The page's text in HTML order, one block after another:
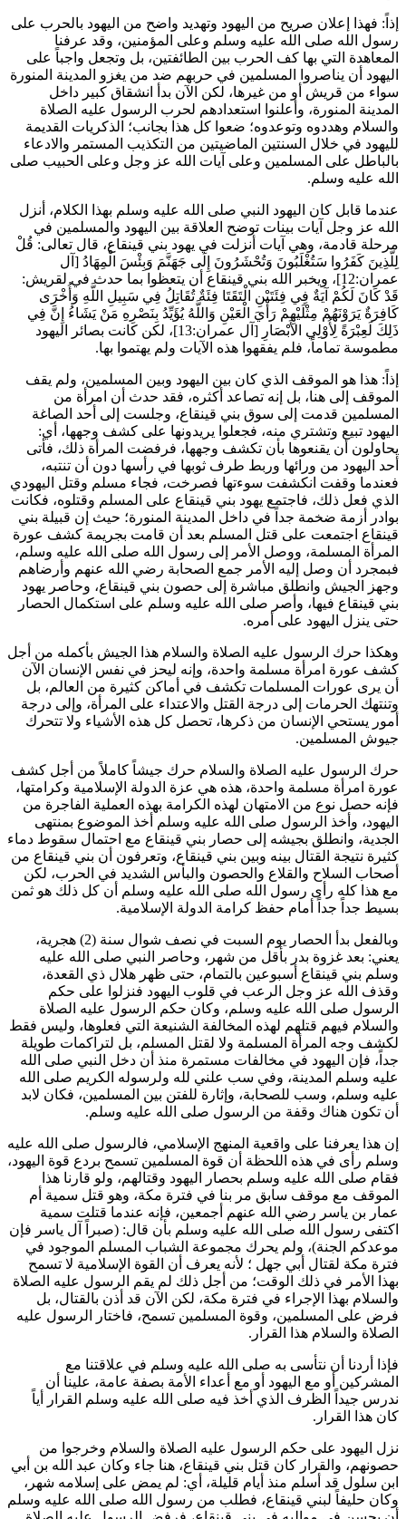
إذاً: فهذا إعلان صريح من اليهود وتهديد واضح من اليهود بالحرب على
رسول الله صلى الله عليه وسلم وعلى المؤمنين، وقد عرفنا
المعاهدة التي بها كف الحرب بين الطائفتين، بل وتجعل واجباً على
اليهود أن يناصروا المسلمين في حربهم ضد من يغزو المدينة المنورة
سواء من قريش أو من غيرها، لكن الآن بدأ انشقاق كبير داخل
المدينة المنورة، وأعلنوا استعدادهم لحرب الرسول عليه الصلاة
والسلام وهددوه وتوعدوه؛ ضعوا كل هذا بجانب؛ الذكريات القديمة
لليهود في خلال السنتين الماضيتين من التكذيب المستمر والادعاء
بالباطل على المسلمين وعلى آيات الله عز وجل وعلى الحبيب صلى
الله عليه وسلم.
عندما قابل كان اليهود النبي صلى الله عليه وسلم بهذا الكلام، أنزل
الله عز وجل آيات بينات توضح العلاقة بين اليهود والمسلمين في
مرحلة قادمة، وهي آيات أنزلت في يهود بني قينقاع، قال تعالى: قُلْ
لِلَّذِينَ كَفَرُوا سَتُغْلَبُونَ وَتُحْشَرُونَ إِلَى جَهَنَّمَ وَبِئْسَ الْمِهَادُ [آل
عمران:12]، ويخبر الله بني قينقاع أن يتعظوا بما حدث في لقريش:
قَدْ كَانَ لَكُمْ آيَةٌ فِي فِئَتَيْنِ الْتَقَتَا فِئَةٌ تُقَاتِلُ فِي سَبِيلِ اللَّهِ وَأُخْرَى
كَافِرَةٌ يَرَوْنَهُمْ مِثْلَيْهِمْ رَأْيَ الْعَيْنِ وَاللَّهُ يُؤَيِّدُ بِنَصْرِهِ مَنْ يَشَاءُ إِنَّ فِي
ذَلِكَ لَعِبْرَةً لِأُوْلِي الأَبْصَارِ
[آل عمران:13]، لكن كانت بصائر اليهود
مطموسة تماماً، فلم يفقهوا هذه الآيات ولم يهتموا بها.
إذاً: هذا هو الموقف الذي كان بين اليهود وبين المسلمين، ولم يقف
الموقف إلى هنا، بل إنه تصاعد أكثره، فقد حدث أن امرأة من
المسلمين قدمت إلى سوق بني قينقاع، وجلست إلى أحد الصاغة
اليهود تبيع وتشتري منه، فجعلوا يريدونها على كشف وجهها، أي:
يحاولون أن يقنعوها بأن تكشف وجهها، فرفضت المرأة ذلك، فأتى
أحد اليهود من ورائها وربط طرف ثوبها في رأسها دون أن تنتبه،
فعندما وقفت انكشفت سوءتها فصرخت، فجاء مسلم وقتل اليهودي
الذي فعل ذلك، فاجتمع يهود بني قينقاع على المسلم وقتلوه، فكانت
بوادر أزمة ضخمة جداً في داخل المدينة المنورة؛ حيث إن قبيلة بني
قينقاع اجتمعت على قتل المسلم بعد أن قامت بجريمة كشف عورة
المرأة المسلمة، ووصل الأمر إلى رسول الله صلى الله عليه وسلم،
فبمجرد أن وصل إليه الأمر جمع الصحابة رضي الله عنهم وأرضاهم
وجهز الجيش وانطلق مباشرة إلى حصون بني قينقاع، وحاصر يهود
بني قينقاع فيها، وأصر صلى الله عليه وسلم على استكمال الحصار
حتى ينزل اليهود على أمره.
وهكذا حرك الرسول عليه الصلاة والسلام هذا الجيش بأكمله من أجل
كشف عورة امرأة مسلمة واحدة، وإنه ليحز في نفس الإنسان الآن
أن يرى عورات المسلمات تكشف في أماكن كثيرة من العالم، بل
وتنتهك الحرمات إلى درجة القتل والاعتداء على المرأة، وإلى درجة
أمور يستحي الإنسان من ذكرها، تحصل كل هذه الأشياء ولا تتحرك
جيوش المسلمين.
حرك الرسول عليه الصلاة والسلام حرك جيشاً كاملاً من أجل كشف
عورة امرأة مسلمة واحدة، هذه هي عزة الدولة الإسلامية وكرامتها،
فإنه حصل نوع من الامتهان لهذه الكرامة بهذه العملية الفاجرة من
اليهود، وأخذ الرسول صلى الله عليه وسلم أخذ الموضوع بمنتهى
الجدية، وانطلق بجيشه إلى حصار بني قينقاع مع احتمال سقوط دماء
كثيرة نتيجة القتال بينه وبين بني قينقاع، وتعرفون أن بني قينقاع من
أصحاب السلاح والقلاع والحصون والبأس الشديد في الحرب، لكن
مع هذا كله رأى رسول الله صلى الله عليه وسلم أن كل ذلك هو ثمن
بسيط جداً جداً أمام حفظ كرامة الدولة الإسلامية.
وبالفعل بدأ الحصار يوم السبت في نصف شوال سنة (2) هجرية،
يعني: بعد غزوة بدر بأقل من شهر، وحاصر النبي صلى الله عليه
وسلم بني قينقاع أسبوعين بالتمام، حتى ظهر هلال ذي القعدة،
وقذف الله عز وجل الرعب في قلوب اليهود فنزلوا على حكم
الرسول صلى الله عليه وسلم، وكان حكم الرسول عليه الصلاة
والسلام فيهم قتلهم لهذه المخالفة الشنيعة التي فعلوها، وليس فقط
لكشف وجه المرأة المسلمة ولا لقتل المسلم، بل لتراكمات طويلة
جداً، فإن اليهود في مخالفات مستمرة منذ أن دخل النبي صلى الله
عليه وسلم المدينة، وفي سب علني لله ولرسوله الكريم صلى الله
عليه وسلم، وسب للصحابة، وإثارة للفتن بين المسلمين، فكان لابد
أن تكون هناك وقفة من الرسول صلى الله عليه وسلم.
إن هذا يعرفنا على واقعية المنهج الإسلامي، فالرسول صلى الله عليه
وسلم رأى في هذه اللحظة أن قوة المسلمين تسمح بردع قوة اليهود،
فقام صلى الله عليه وسلم بحصار اليهود وقتالهم، ولو قارنا هذا
الموقف مع موقف سابق مر بنا في فترة مكة، وهو قتل سمية أم
عمار بن ياسر رضي الله عنهم أجمعين، فإنه عندما قتلت سمية
اكتفى رسول الله صلى الله عليه وسلم بأن قال: (صبراً آل ياسر فإن
موعدكم الجنة)، ولم يحرك مجموعة الشباب المسلم الموجود في
فترة مكة لقتال أبي جهل ؛ لأنه يعرف أن القوة الإسلامية لا تسمح
بهذا الأمر في ذلك الوقت؛ من أجل ذلك لم يقم الرسول عليه الصلاة
والسلام بهذا الإجراء في فترة مكة، لكن الآن قد أذن بالقتال، بل
فرض على المسلمين، وقوة المسلمين تسمح، فاختار الرسول عليه
الصلاة والسلام هذا القرار.
فإذا أردنا أن نتأسى به صلى الله عليه وسلم في علاقتنا مع
المشركين أو مع اليهود أو مع أعداء الأمة بصفة عامة، علينا أن
ندرس جيداً الظرف الذي أخذ فيه صلى الله عليه وسلم القرار أياً
كان هذا القرار.
نزل اليهود على حكم الرسول عليه الصلاة والسلام وخرجوا من
حصونهم، والقرار كان قتل بني قينقاع، هنا جاء وكان عبد الله بن أبي
ابن سلول قد أسلم منذ أيام قليلة، أي: لم يمض على إسلامه شهر،
وكان حليفاً لبني قينقاع، فطلب من رسول الله صلى الله عليه وسلم